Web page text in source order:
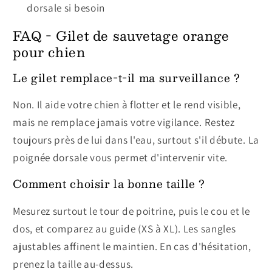
dorsale si besoin
FAQ - Gilet de sauvetage orange
pour chien
Le gilet remplace-t-il ma surveillance ?
Non. Il aide votre chien à flotter et le rend visible,
mais ne remplace jamais votre vigilance. Restez
toujours près de lui dans l'eau, surtout s'il débute. La
poignée dorsale vous permet d'intervenir vite.
Comment choisir la bonne taille ?
Mesurez surtout le tour de poitrine, puis le cou et le
dos, et comparez au guide (XS à XL). Les sangles
ajustables affinent le maintien. En cas d'hésitation,
prenez la taille au-dessus.